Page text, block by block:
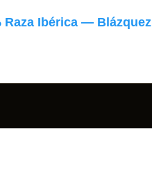
Raza Ibérica — Blázquez